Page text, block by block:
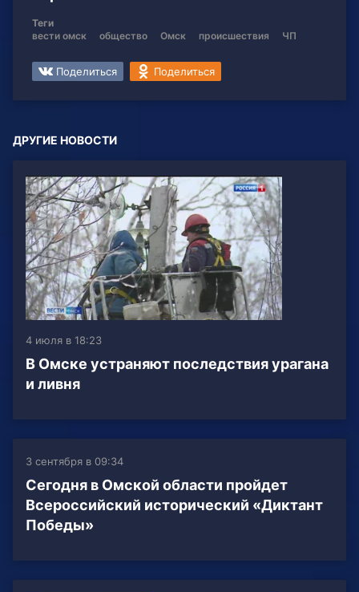
Теги
вести омск
общество Омск происшествия ЧП
Поделиться Поделиться
ДРУГИЕ НОВОСТИ
4 июля в 18:23
В Омске устраняют последствия урагана
и ливня
3 сентября в 09:34
Сегодня в Омской области пройдет
Всероссийский исторический «Диктант
Победы»